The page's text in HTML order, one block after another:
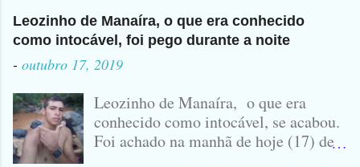
Leozinho de Manaíra, o que era conhecido
como intocável, foi pego durante a noite
- outubro 17, 2019
Leozinho de Manaíra, o que era
conhecido como intocável, se acabou.
Foi achado na manhã de hoje (17) de